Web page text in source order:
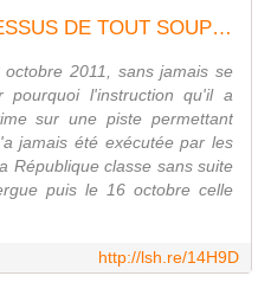
UN PROCUREUR AU DESSUS DE TOUT SOUPÇON ?
2011, sans jamais se
l'instruction qu'il a
sur une piste permettant
jamais été exécutée par les
République classe sans suite
puis le 16 octobre celle
http://lsh.re/14H9D